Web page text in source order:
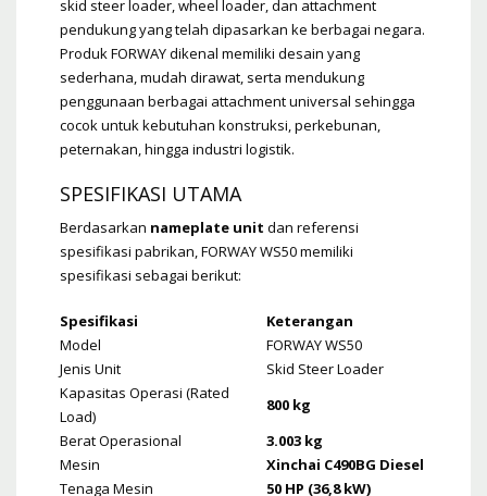
skid steer loader, wheel loader, dan attachment
pendukung yang telah dipasarkan ke berbagai negara.
Produk FORWAY dikenal memiliki desain yang
sederhana, mudah dirawat, serta mendukung
penggunaan berbagai attachment universal sehingga
cocok untuk kebutuhan konstruksi, perkebunan,
peternakan, hingga industri logistik.
SPESIFIKASI UTAMA
Berdasarkan nameplate unit dan referensi
spesifikasi pabrikan, FORWAY WS50 memiliki
spesifikasi sebagai berikut:
Spesifikasi
Keterangan
Model
FORWAY WS50
Jenis Unit
Skid Steer Loader
Kapasitas Operasi (Rated
Load)
800 kg
Berat Operasional
3.003 kg
Mesin
Xinchai C490BG Diesel
Tenaga Mesin
50 HP (36,8 kW)